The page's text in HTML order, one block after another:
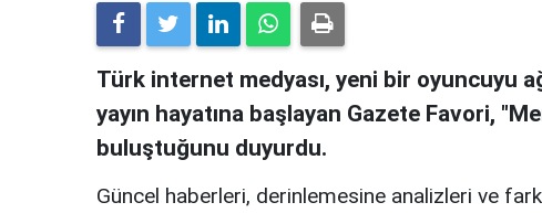
Türk internet medyası, yeni bir oyuncuyu
yayın hayatına başlayan Gazete Favori,
buluştuğunu duyurdu.
Güncel haberleri, derinlemesine analizleri ve